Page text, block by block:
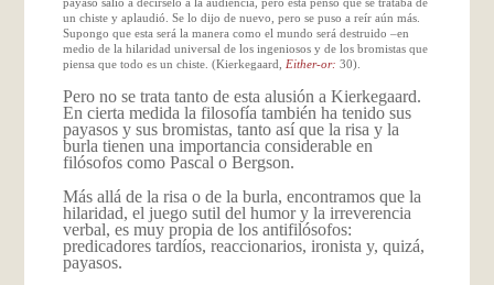
un chiste y aplaudió. Se lo dijo de nuevo, pero se puso a reír aún más.
Supongo que esta será la manera como el mundo será destruido –en
medio de la hilaridad universal de los ingeniosos y de los bromistas que
piensa que todo es un chiste. (Kierkegaard, Either-or: 30).
Pero no se trata tanto de esta alusión a Kierkegaard.
En cierta medida la filosofía también ha tenido sus
payasos y sus bromistas, tanto así que la risa y la
burla tienen una importancia considerable en
filósofos como Pascal o Bergson.
Más allá de la risa o de la burla, encontramos que la
hilaridad, el juego sutil del humor y la irreverencia
verbal, es muy propia de los antifilósofos:
predicadores tardíos, reaccionarios, ironista y, quizá,
payasos.